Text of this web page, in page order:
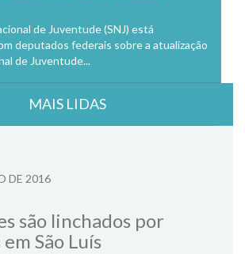
de Juventude (SNJ) está
deputados federais sobre a atualização
de Juventude...
MAIS LIDAS
DE 2016
são linchados por
São Luís